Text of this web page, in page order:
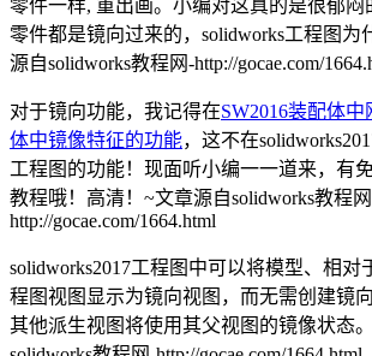
零件一样, 重出画。小编对这真的是很郁闷
零件都是镜向过来的，solidworks工程图为
源自solidworks教程网-http://gocae.com/
对于镜向功能，我记得在SW2016装配体
体中镜像特征的功能，这不在
工程图的功能！现面听小编一一道来，有
教程哦！高清！~文章源自solidworks教程
http://gocae.com/1664.html
solidworks2017工程图中可以将模型、相对
程图视图显示为镜向视图，而无需创建镜
其他派生视图将使用其父视图的镜像状态。